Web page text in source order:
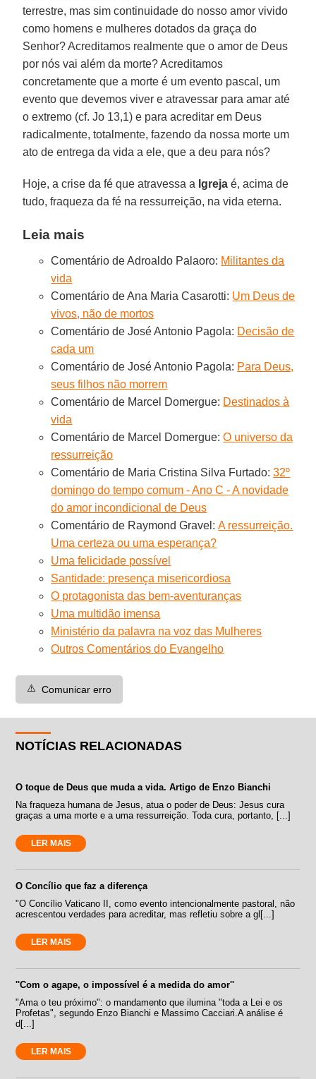
terrestre, mas sim continuidade do nosso amor vivido
como homens e mulheres dotados da graça do
Senhor? Acreditamos realmente que o amor de Deus
por nós vai além da morte? Acreditamos
concretamente que a morte é um evento pascal, um
evento que devemos viver e atravessar para amar até
o extremo (cf. Jo 13,1) e para acreditar em Deus
radicalmente, totalmente, fazendo da nossa morte um
ato de entrega da vida a ele, que a deu para nós?
Hoje, a crise da fé que atravessa a Igreja é, acima de
tudo, fraqueza da fé na ressurreição, na vida eterna.
Leia mais
Comentário de Adroaldo Palaoro: Militantes da
vida
Comentário de Ana Maria Casarotti: Um Deus de
vivos, não de mortos
Comentário de José Antonio Pagola: Decisão de
cada um
Comentário de José Antonio Pagola: Para Deus,
seus filhos não morrem
Comentário de Marcel Domergue: Destinados à
vida
Comentário de Marcel Domergue:O universo da
ressurreição
Comentário de Maria Cristina Silva Furtado:32º
domingo do tempo comum - Ano C - A novidade
do amor incondicional de Deus
Comentário de Raymond Gravel:A ressurreição.
Uma certeza ou uma esperança?
Uma felicidade possível
Santidade: presença misericordiosa
O protagonista das bem-aventuranças
Uma multidão imensa
Ministério da palavra na voz das Mulheres
Outros Comentários do Evangelho
⚠️ Comunicar erro
NOTÍCIAS RELACIONADAS
O toque de Deus que muda a vida. Artigo de Enzo Bianchi
Na fraqueza humana de Jesus, atua o poder de Deus: Jesus cura
graças a uma morte e a uma ressurreição. Toda cura, portanto, [...]
LER MAIS
O Concílio que faz a diferença
"O Concílio Vaticano II, como evento intencionalmente pastoral, não
acrescentou verdades para acreditar, mas refletiu sobre a gl[...]
LER MAIS
''Com o agape, o impossível é a medida do amor''
"Ama o teu próximo": o mandamento que ilumina "toda a Lei e os
Profetas", segundo Enzo Bianchi e Massimo Cacciari.A análise é
d[...]
LER MAIS